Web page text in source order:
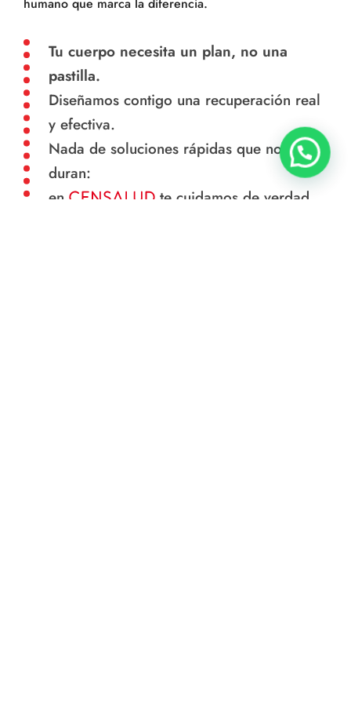
Tu cuerpo necesita un plan, no una
pastilla.
Diseñamos contigo una recuperación real
y efectiva.
Nada de soluciones rápidas que no
duran:
en
te cuidamos de verdad.